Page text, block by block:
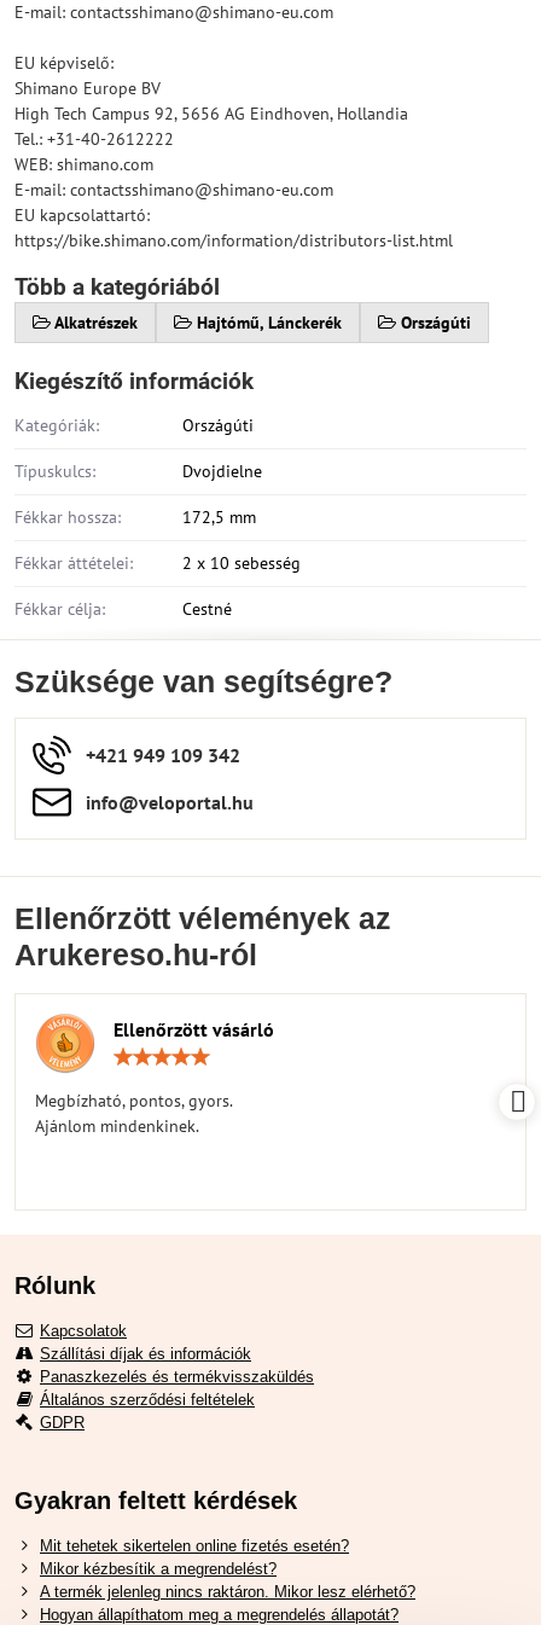
E-mail: contactsshimano@shimano-eu.com
EU képviselő:
Shimano Europe BV
High Tech Campus 92, 5656 AG Eindhoven, Hollandia
Tel.: +31-40-2612222
WEB: shimano.com
E-mail: contactsshimano@shimano-eu.com
EU kapcsolattartó:
https://bike.shimano.com/information/distributors-list.html
Több a kategóriából
Alkatrészek Hajtómű, Lánckerék Országúti
Kiegészítő információk
Kategóriák: Országúti
Típuskulcs: Dvojdielne
Fékkar hossza: 172,5 mm
Fékkar áttételei: 2 x 10 sebesség
Fékkar célja: Cestné
Szüksége van segítségre?
+421 949 109 342
info​​@veloportal​.hu
Ellenőrzött vélemények az
Arukereso.hu-ról
Ellenőrzött vásárló
Megbízható, pontos, gyors.
Ajánlom mindenkinek.
Rólunk
Kapcsolatok
Szállítási díjak és információk
Panaszkezelés és termékvisszaküldés
Általános szerződési feltételek
GDPR
Gyakran feltett kérdések
Mit tehetek sikertelen online fizetés esetén?
Mikor kézbesítik a megrendelést?
A termék jelenleg nincs raktáron. Mikor lesz elérhető?
Hogyan állapíthatom meg a megrendelés állapotát?